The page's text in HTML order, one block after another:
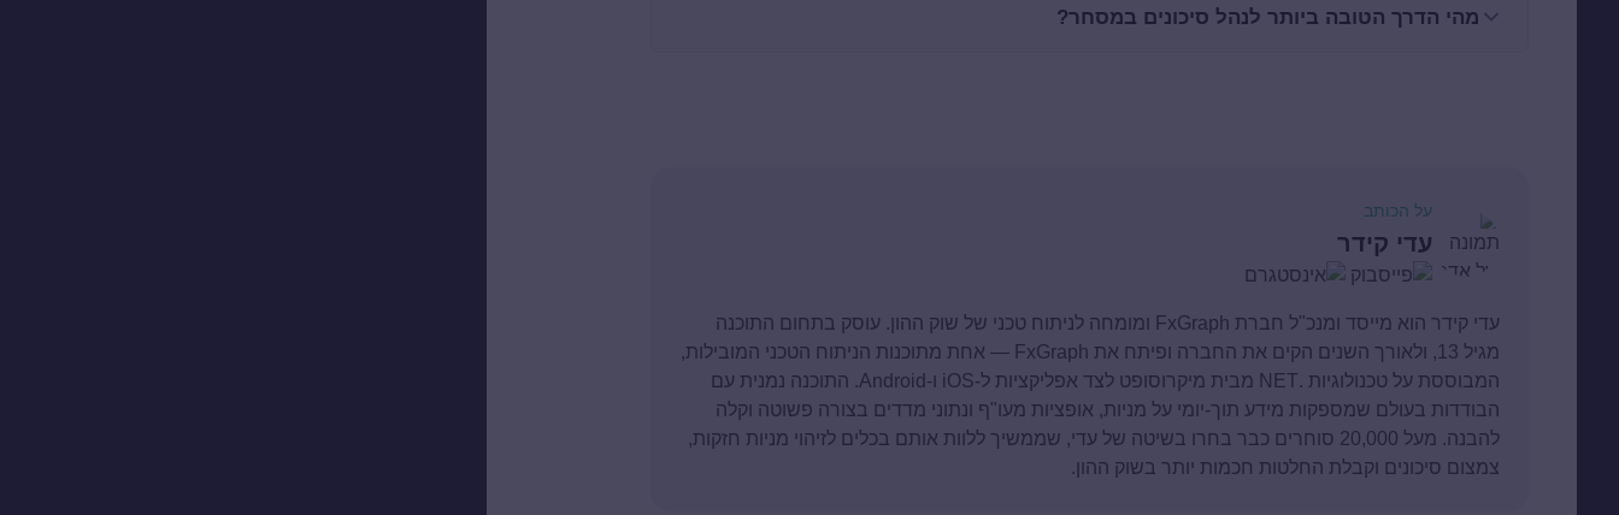
מהי הדרך הטובה ביותר לנהל סיכונים במסחר?
על הכותב
עדי קידר
עדי קידר הוא מייסד ומנכ"ל חברת FxGraph ומומחה לניתוח טכני של שוק ההון. עוסק בתחום התוכנה
מגיל 13, ולאורך השנים הקים את החברה ופיתח את FxGraph — אחת מתוכנות הניתוח הטכני המובילות,
המבוססת על טכנולוגיות .NET מבית מיקרוסופט לצד אפליקציות ל-iOS ו-Android. התוכנה נמנית עם
הבודדות בעולם שמספקות מידע תוך-יומי על מניות, אופציות מעו"ף ונתוני מדדים בצורה פשוטה וקלה
להבנה. מעל 20,000 סוחרים כבר בחרו בשיטה של עדי, שממשיך ללוות אותם בכלים לזיהוי מניות חזקות,
צמצום סיכונים וקבלת החלטות חכמות יותר בשוק ההון.